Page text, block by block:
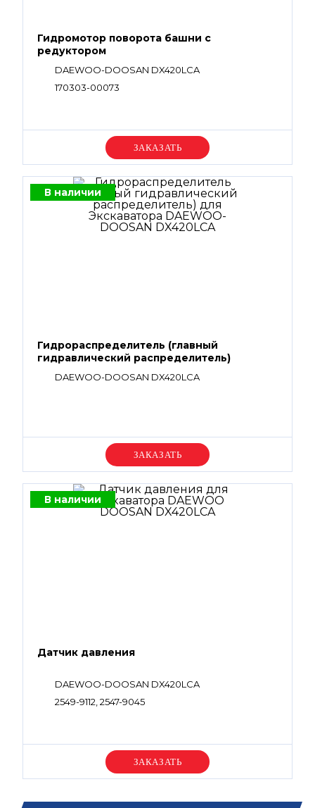
Гидромотор поворота башни с
редуктором
DAEWOO-DOOSAN DX420LCA
170303-00073
Уточняйте цену
В наличии
Гидрораспределитель (главный
гидравлический распределитель)
DAEWOO-DOOSAN DX420LCA
Уточняйте цену
В наличии
Датчик давления
DAEWOO-DOOSAN DX420LCA
2549-9112, 2547-9045
Уточняйте цену